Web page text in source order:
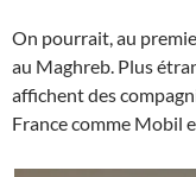
On pourrait, au
au Maghreb. Plus
affichent des
France comme Mobil